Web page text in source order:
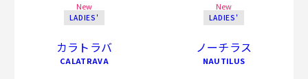
New
LADIES'
カラトラバ
CALATRAVA
New
LADIES'
ノーチラス
NAUTILUS